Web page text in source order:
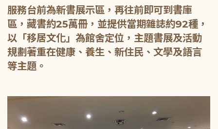
服務台前為新書展示區，再往前即可到書庫
區，藏書約25萬冊，並提供當期雜誌約92種，
以「移居文化」為館舍定位，主題書展及活動
規劃著重在健康、養生、新住民、文學及語言
等主題。